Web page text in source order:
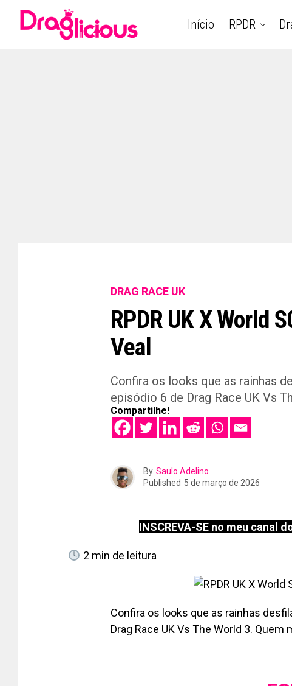
Início RPDR
DRAG RACE UK
RPDR UK X World
Veal
Confira os looks que as rainhas
episódio 6 de Drag Race UK Vs
Compartilhe!
By Saulo Adelino
Published 5 de março de 2026
INSCREVA-SE no meu canal
2 min de leitura
Confira os looks que as rainhas
Drag Race UK Vs The World 3. Quem